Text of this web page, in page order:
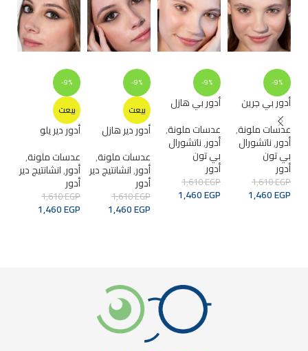
-9%
أدور بي جرين
عدسات ملونة,
أدور,ناتشورال
بي تون
أدور
1,610EGP
1,460EGP
-9%
أدور بي هازل
عدسات ملونة,
أدور,ناتشورال
بي تون
أدور
1,610EGP
1,460EGP
-9%
بيعت
أدور دير هازل
عدسات ملونة,
أدور,انشانتيج دير
أدور
1,610EGP
1,460EGP
-9%
بيعت
أدور دير يلو
عدسات ملونة,
أدور,انشانتيج دير
أدور
1,610EGP
1,460EGP